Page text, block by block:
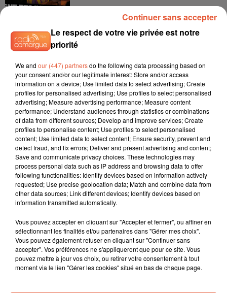
3 août 2026
Sécheresse et foin de Crau : le retour de la
3 août 2026
Arles : la coupe mulet a fait sensation lors d'une
étape...
TITRES DIFFUSÉS
3h16
3h16
Le respect de votre vie privée est notre
priorité
We and our (447) partnersdo the following data processing based on
your consent and/or our legitimate interest: Store and/or access
information on a device; Use limited data to select advertising; Create
profiles for personalised advertising; Use profiles to select personalised
advertising; Measure advertising performance; Measure content
performance; Understand audiences through statistics or combinations
of data from different sources; Develop and improve services; Create
profiles to personalise content; Use profiles to select personalised
content; Use limited data to select content; Ensure security, prevent and
detect fraud, and fix errors; Deliver and present advertising and content;
Save and communicate privacy choices. These technologies may
process personal data such as IP address and browsing data to offer
following functionalities: Identify devices based on information actively
requested; Use precise geolocation data; Match and combine data from
other data sources; Link different devices; Identify devices based on
information transmitted automatically.
Vous pouvez accepter en cliquant sur "Accepter et fermer", ou affiner en
sélectionnant les finalités et/ou partenaires dans "Gérer mes choix".
Vous pouvez également refuser en cliquant sur "Continuer sans
accepter". Vos préférences ne s'appliqueront que pour ce site. Vous
pouvez mettre à jour vos choix, ou retirer votre consentement à tout
moment via le lien "Gérer les cookies" situé en bas de chaque page.
Continuer sans accepter